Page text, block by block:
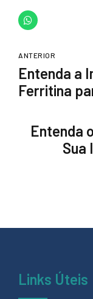
ANTERIOR
Entenda a
Ferritina
Entenda
Sua
Links Úteis